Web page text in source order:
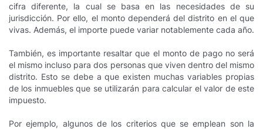
cifra diferente, la cual se basa en las necesidades de su
jurisdicción. Por ello, el monto dependerá del distrito en el que
vivas. Además, el importe puede variar notablemente cada año.
También, es importante resaltar que el monto de pago no será
el mismo incluso para dos personas que viven dentro del mismo
distrito. Esto se debe a que existen muchas variables propias
de los inmuebles que se utilizarán para calcular el valor de este
impuesto.
Por ejemplo, algunos de los criterios que se emplean son la